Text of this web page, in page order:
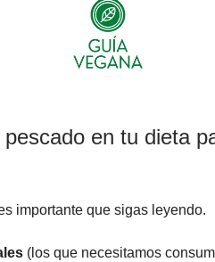
en tu dieta
importante que sigas leyendo.
(los que necesitamos